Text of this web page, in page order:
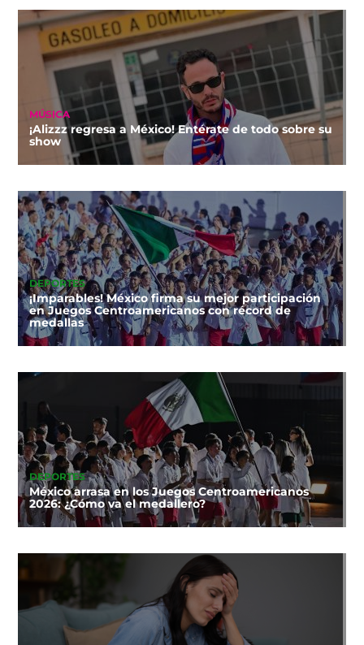
MÚSICA
¡Alizzz regresa a México! Entérate de todo sobre su
show
DEPORTES
¡Imparables! México firma su mejor participación
en Juegos Centroamericanos con récord de
medallas
DEPORTES
México arrasa en los Juegos Centroamericanos
2026: ¿Cómo va el medallero?